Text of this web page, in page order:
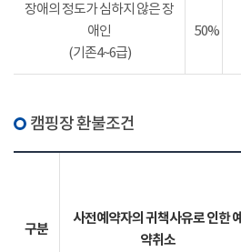
장애의 정도가 심하지 않은 장
애인
(기존4~6급)
50%
캠핑장 환불조건
구분
사전예약자의 귀책사유로 인한 예
약취소